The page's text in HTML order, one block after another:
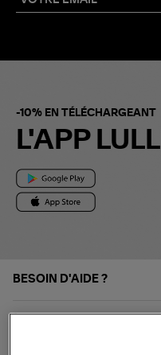
-10% EN TÉLÉCHARGEANT
L'APP LULLI
BESOIN D'AIDE ?